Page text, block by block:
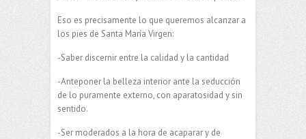
Eso es precisamente lo que queremos alcanzar a
los pies de Santa María Virgen:
-Saber discernir entre la calidad y la cantidad
-Anteponer la belleza interior ante la seducción
de lo puramente externo, con aparatosidad y sin
sentido.
-Ser moderados a la hora de acaparar y de